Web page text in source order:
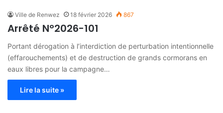
Ville de Renwez 18 février 2026 867
Arrêté N°2026-101
Portant dérogation à l’interdiction de perturbation intentionnelle
(effarouchements) et de destruction de grands cormorans en
eaux libres pour la campagne…
Lire la suite »